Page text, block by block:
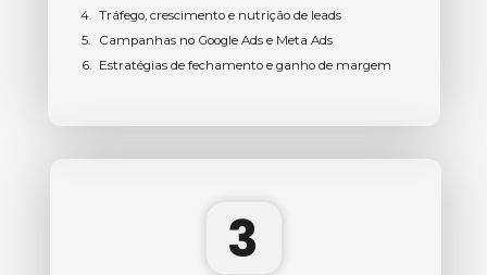
3
Tráfego, crescimento e nutrição de leads
Campanhas no Google Ads e Meta Ads
Estratégias de fechamento e ganho de margem